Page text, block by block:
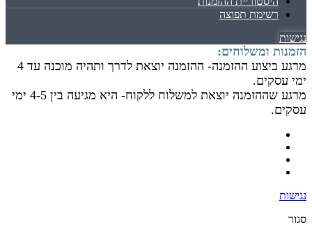
רשימת תפוצה
נגישות
הזמנות ומשלוחים:
מרגע ביצוע ההזמנה- ההזמנה יוצאת לדרך ותהיה מוכנה עד 4
ימי עסקים.
מרגע שההזמנה יוצאת למשלוח ללקוח- היא מגיעה בין 4-5 ימי
עסקים.
נגישות
סגור